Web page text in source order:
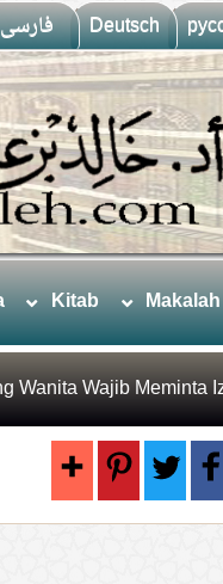
Deutsch فارسى
Makalah
Kitab
Wanita Wajib Meminta